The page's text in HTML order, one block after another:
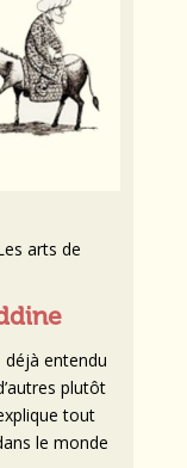
arts de
déjà entendu
plutôt
tout
le monde